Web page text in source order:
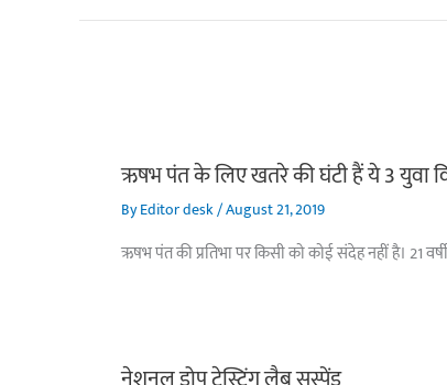
ऋषभ पंत के लिए खतरे की घंटी हैं ये 3 युवा
ByEditor desk/August 21, 2019
ऋषभ पंत की प्रतिभा पर किसी को कोई संदेह नहीं है। 21